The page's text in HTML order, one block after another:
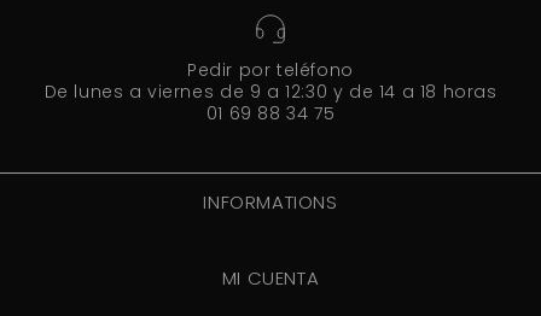
Pedir por teléfono
De lunes a viernes de 9 a 12:30 y de 14 a 18 horas
01 69 88 34 75
INFORMATIONS
MI CUENTA